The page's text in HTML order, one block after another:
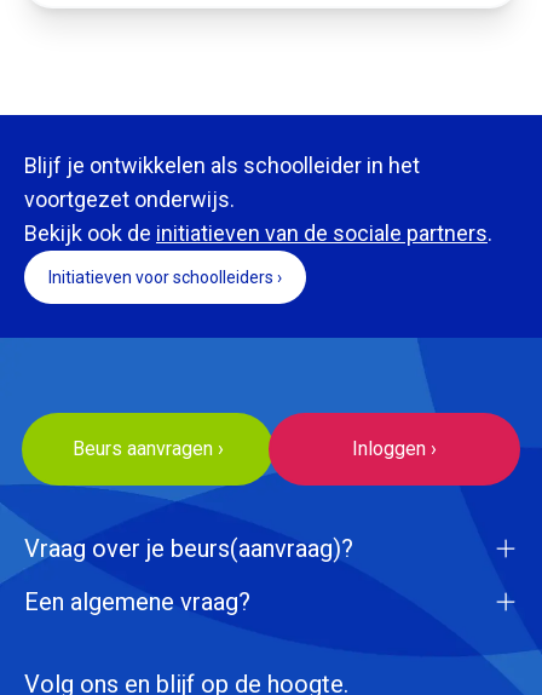
Blijf je ontwikkelen als schoolleider in het
voortgezet onderwijs.
Bekijk ook de initiatieven van de sociale partners.
Initiatieven voor schoolleiders ›
Beurs aanvragen › Inloggen ›
Vraag over je beurs(aanvraag)?
Een algemene vraag?
Volg ons en blijf op de hoogte.